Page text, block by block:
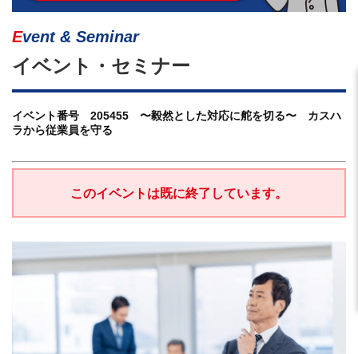
Event & Seminar
イベント・セミナー
イベント番号 205455 〜毅然とした対応に舵を切る〜 カスハ
ラから従業員を守る
このイベントは既に終了しています。